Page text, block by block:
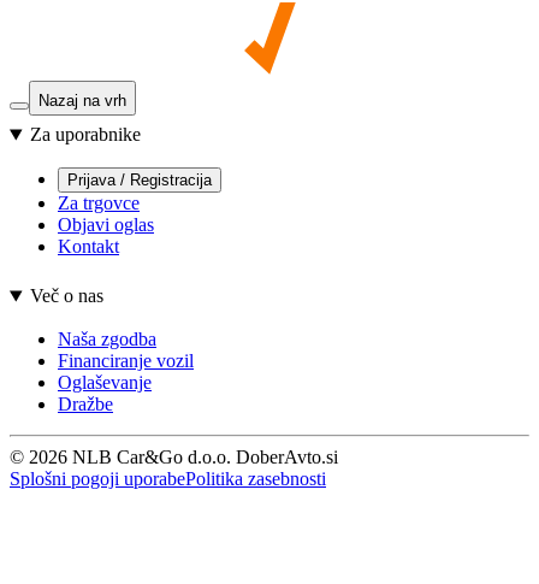
Nazaj na vrh
Za uporabnike
Prijava / Registracija
Za trgovce
Objavi oglas
Kontakt
Več o nas
Naša zgodba
Financiranje vozil
Oglaševanje
Dražbe
© 2026 NLB Car&Go d.o.o. DoberAvto.si
Splošni pogoji uporabePolitika zasebnosti